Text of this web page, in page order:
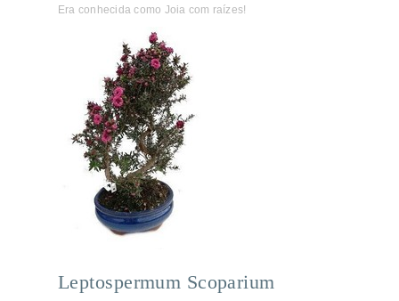
Era conhecida como Joia com raízes!
Leptospermum Scoparium